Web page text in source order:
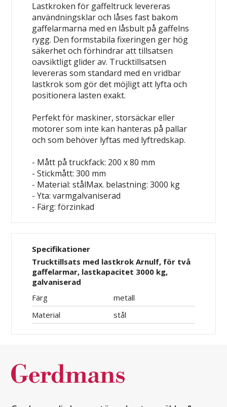
Lastkroken för gaffeltruck levereras
användningsklar och låses fast bakom
gaffelarmarna med en låsbult på gaffelns
rygg. Den formstabila fixeringen ger hög
säkerhet och förhindrar att tillsatsen
oavsiktligt glider av. Trucktillsatsen
levereras som standard med en vridbar
lastkrok som gör det möjligt att lyfta och
positionera lasten exakt.
Perfekt för maskiner, storsäckar eller
motorer som inte kan hanteras på pallar
och som behöver lyftas med lyftredskap.
- Mått på truckfack: 200 x 80 mm
- Stickmått: 300 mm
- Material: stålMax. belastning: 3000 kg
- Yta: varmgalvaniserad
- Färg: förzinkad
Specifikationer
Trucktillsats med lastkrok Arnulf, för två
gaffelarmar, lastkapacitet 3000 kg,
galvaniserad
Färg
metall
Material
stål